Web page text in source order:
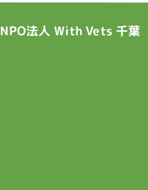
法人 With Vets 千葉